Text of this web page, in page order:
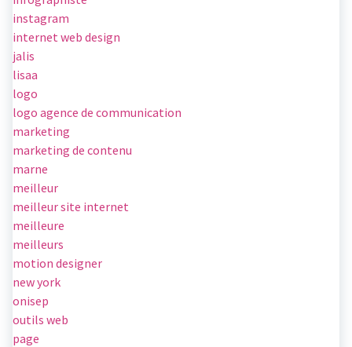
instagram
internet web design
jalis
lisaa
logo
logo agence de communication
marketing
marketing de contenu
marne
meilleur
meilleur site internet
meilleure
meilleurs
motion designer
new york
onisep
outils web
page